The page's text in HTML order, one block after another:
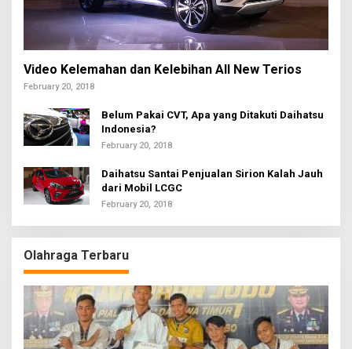
Video Kelemahan dan Kelebihan All New Terios
February 20, 2018
Belum Pakai CVT, Apa yang Ditakuti Daihatsu
Indonesia?
February 20, 2018
Daihatsu Santai Penjualan Sirion Kalah Jauh
dari Mobil LCGC
February 20, 2018
Olahraga Terbaru